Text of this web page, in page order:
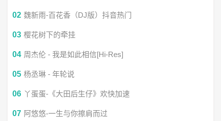
十三派 只我辈当称狂
也曾挥袂提剑凝光处
02 魏新雨-百花香（DJ版）抖音热门
03 樱花树下的牵挂
04 周杰伦 - 我是如此相信[Hi-Res]
05 杨丞琳 - 年轮说
06 丫蛋蛋-《大田后生仔》欢快加速
07 阿悠悠-一生与你擦肩而过